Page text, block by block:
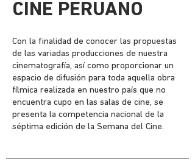
CINE PERUANO
Con la finalidad de conocer las propuestas
de las variadas producciones de nuestra
cinematografía, así como proporcionar un
espacio de difusión para toda aquella obra
fílmica realizada en nuestro país que no
encuentra cupo en las salas de cine, se
presenta la competencia nacional de la
séptima edición de la Semana del Cine.